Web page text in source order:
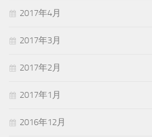
2017年4月
2017年3月
2017年2月
2017年1月
2016年12月